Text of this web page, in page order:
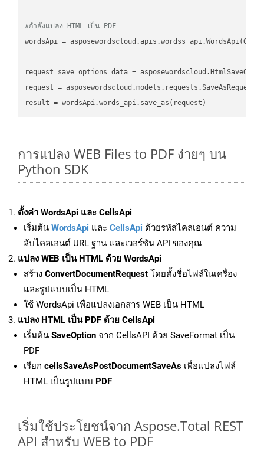
#กำลังแปลง HTML เป็น PDF
wordsApi =
request_save_options_data =
request =
การแปลง WEB Files to PDF ง่ายๆ บน
Python SDK
ตั้งค่า WordsApi และ CellsApi
เริ่มต้น WordsApi และ CellsApi ด้วยรหัสไคลเอนต์ ความ
ลับไคลเอนต์ URL ฐาน และเวอร์ชัน API ของคุณ
แปลง WEB เป็น HTML ด้วย WordsApi
สร้าง ConvertDocumentRequest โดยตั้งชื่อไฟล์ในเครื่อง
และรูปแบบเป็น HTML
ใช้ WordsApi เพื่อแปลงเอกสาร WEB เป็น HTML
แปลง HTML เป็น PDF ด้วย CellsApi
เริ่มต้น SaveOption จาก CellsAPI ด้วย SaveFormat เป็น
PDF
เรียก cellsSaveAsPostDocumentSaveAs เพื่อแปลงไฟล์
HTML เป็นรูปแบบ PDF
เริ่มใช้ประโยชน์จาก Aspose.Total REST
API สำหรับ WEB to PDF